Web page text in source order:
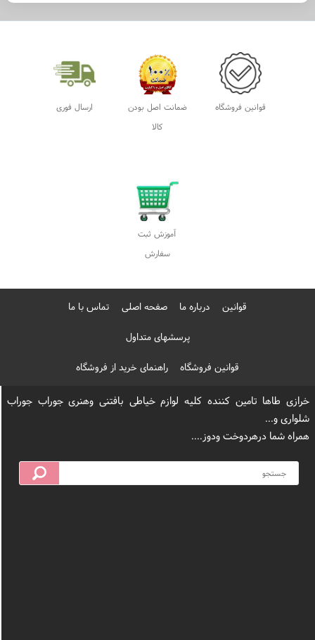
قوانین درباره ما صفحه اصلی تماس با ما
پرسشهای متداول
قوانین فروشگاه راهنمای خرید از فروشگاه
خرازی طاها تامین کننده کلیه لوازم خیاطی بافتنی وهنری جوراب جوراب
شلواری و...
همراه شما درهردوخت ودوز....